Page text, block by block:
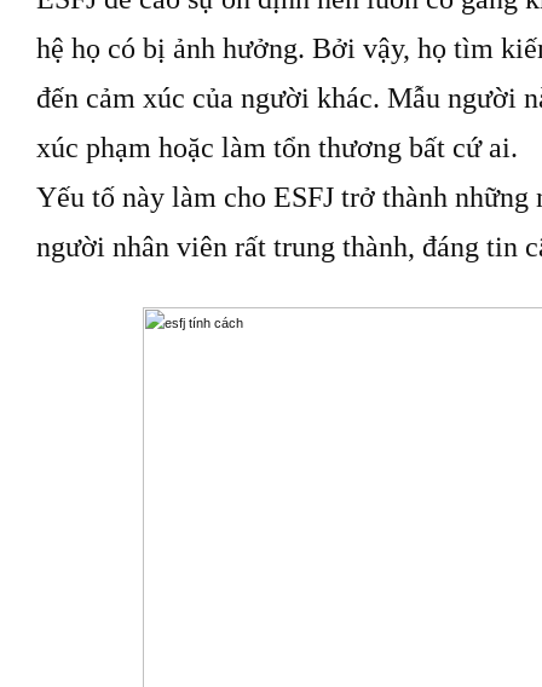
hệ họ có bị ảnh hưởng. Bởi vậy, họ tìm
đến cảm xúc của người khác. Mẫu người
xúc phạm hoặc làm tổn thương bất cứ ai.
Yếu tố này làm cho ESFJ trở thành
người nhân viên rất trung thành, đáng tin